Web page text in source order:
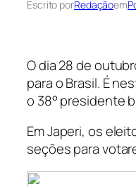
Escrito porRedaçãoem
O dia 28 de
para o Brasil. É
o 38° presidente
Em Japeri, os
seções para